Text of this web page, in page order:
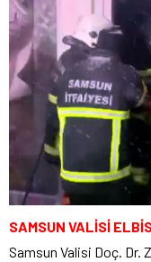
SAMSUN VALİSİ
Samsun Valisi Doç. Dr.